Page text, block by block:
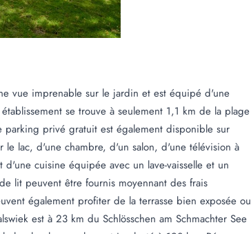
vue imprenable sur le jardin et est équipé d'une
se trouve à seulement 1,1 km de la plage
parking privé gratuit est également disponible sur
le lac, d'une chambre, d'un salon, d'une télévision à
cuisine équipée avec un lave-vaisselle et un
lit peuvent être fournis moyennant des frais
également profiter de la terrasse bien exposée ou
est à 23 km du Schlösschen am Schmachter See